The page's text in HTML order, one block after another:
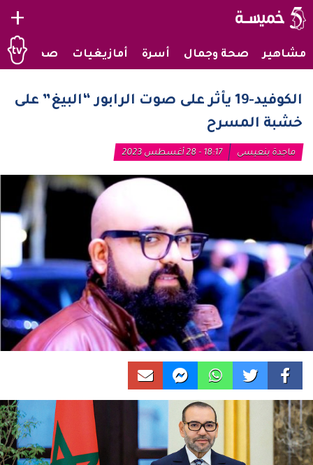
+
مشاهير صحة وجمال أسرة أمازيغيات صحراويات
الكوفيد-19 يأثر على صوت الرابور “البيغ” على
خشبة المسرح
ماجدة بنعيسى 18:17 - 28 أغسطس 2023